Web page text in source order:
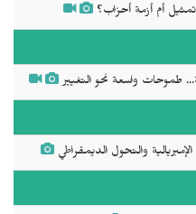
تمثيل أم أزمة أحزاب؟
طموحات واسعة نحو التغيير
الإمبريالية والتحول الديمقراطي